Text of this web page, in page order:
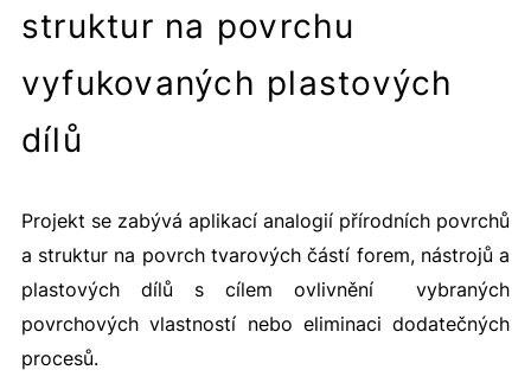
struktur na povrchu
vyfukovaných plastových
dílů
Projekt se zabývá aplikací analogií přírodních povrchů
a struktur na povrch tvarových částí forem, nástrojů a
plastových dílů s cílem ovlivnění vybraných
povrchových vlastností nebo eliminaci dodatečných
procesů.